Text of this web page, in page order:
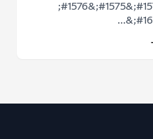
&#1603;&#1578;&#1575;&#1576;